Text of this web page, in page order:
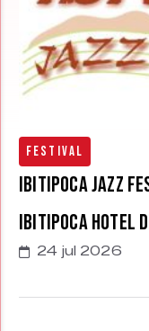
Festival
Ibitipoca Jazz
Ibitipoca Hotel
24 jul 2026